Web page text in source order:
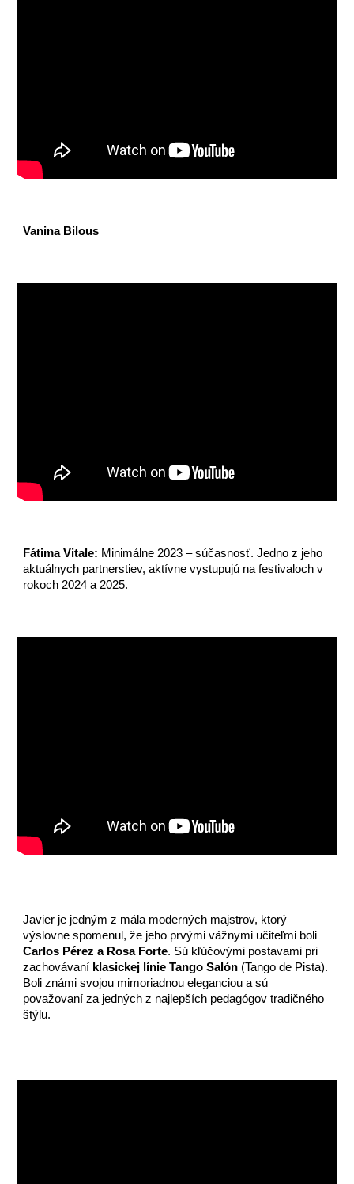
Vanina Bilous
Fátima Vitale: Minimálne 2023 – súčasnosť. Jedno z jeho
aktuálnych partnerstiev, aktívne vystupujú na festivaloch v
rokoch 2024 a 2025.
Javier je jedným z mála moderných majstrov, ktorý
výslovne spomenul, že jeho prvými vážnymi učiteľmi boli
Carlos Pérez a Rosa Forte. Sú kľúčovými postavami pri
zachovávaní klasickej línie Tango Salón (Tango de Pista).
Boli známi svojou mimoriadnou eleganciou a sú
považovaní za jedných z najlepších pedagógov tradičného
štýlu.